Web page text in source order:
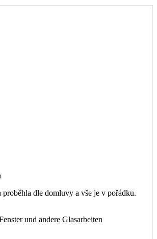
dle domluvy a vše je v pořádku.
und andere Glasarbeiten